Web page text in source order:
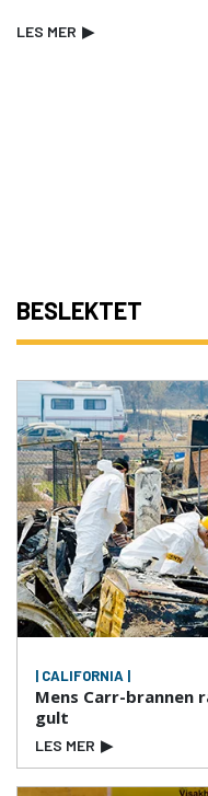
LES MER ▶
BESLEKTET
| CALIFORNIA |
Mens Carr-brannen
gult
LES MER ▶